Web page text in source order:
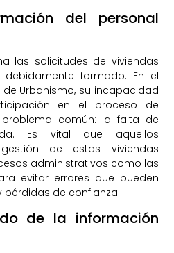
del personal
las solicitudes de viviendas
formado. En el
Urbanismo, su incapacidad
en el proceso de
común: la falta de
Es vital que aquellos
de estas viviendas
administrativos como las
evitar errores que pueden
pérdidas de confianza.
de la información